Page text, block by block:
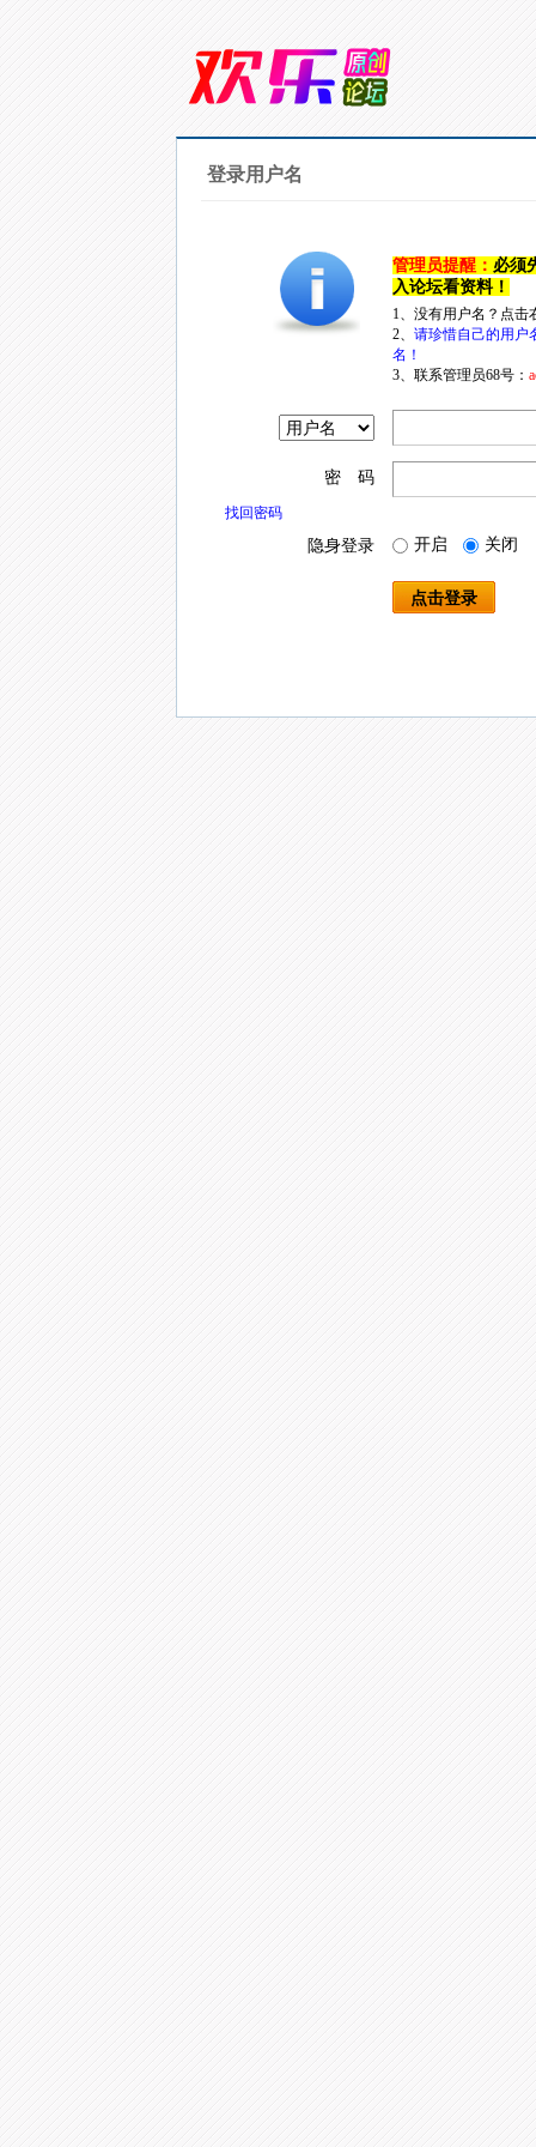
登录用户名
管理员提醒： 必须
入论坛看资料！
1、没有用户名？点
2、 请珍惜自己的用户
名！
3、联系管理员68号：
密 码
找回密码
隐身登录 开启 关闭
点击登录